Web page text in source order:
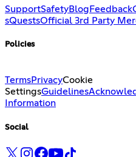
SupportSafetyBlog Feedback
sQuestsOfficial 3rd Party
Policies
TermsPrivacyCookie
SettingsGuidelines
Information
Social